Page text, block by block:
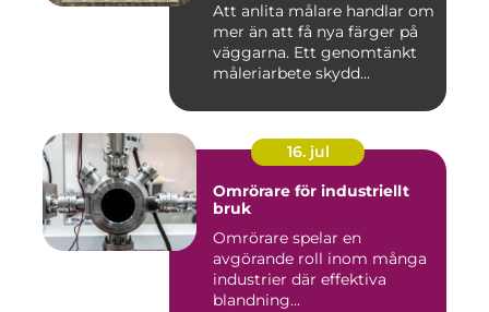
Att anlita målare handlar om
mer än att få nya färger på
väggarna. Ett genomtänkt
måleriarbete skydd...
16. jul
Omrörare för industriellt
bruk
Omrörare spelar en
avgörande roll inom många
industrier där effektiva
blandning...